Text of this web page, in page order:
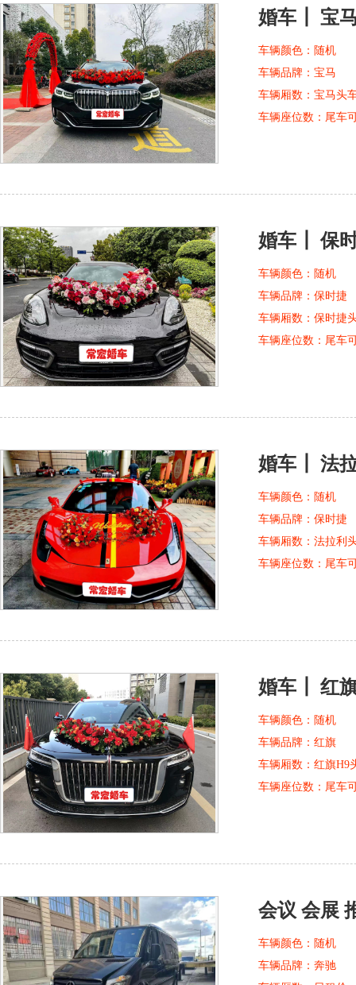
婚车┃ 宝
车辆颜色： 随机
车辆品牌： 宝马
车辆厢数： 宝马头
车辆座位数： 尾车
婚车┃ 保
车辆颜色： 随机
车辆品牌： 保时捷
车辆厢数： 保时捷
车辆座位数： 尾车
婚车┃ 法
车辆颜色： 随机
车辆品牌： 保时捷
车辆厢数： 法拉利
车辆座位数： 尾车
婚车┃ 红
车辆颜色： 随机
车辆品牌： 红旗
车辆厢数： 红旗H9
车辆座位数： 尾车
会议 会展
车辆颜色： 随机
车辆品牌： 奔驰